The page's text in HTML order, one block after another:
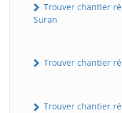
Trouver chantier
Suran
Trouver chantier
Trouver chantier